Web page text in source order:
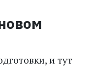
и тут